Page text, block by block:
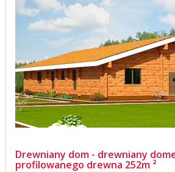
Drewniany dom - drewniany
profilowanego drewna 252m ²